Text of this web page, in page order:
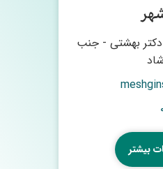
دکتر بهشتی - جنب
بیشتر